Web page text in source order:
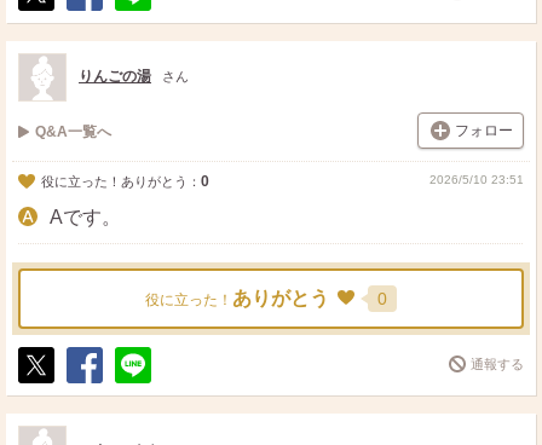
ポ
ス
ト
シ
ェ
送
る
りんごの湯 さん
Q&A一覧へ フォロー
役に立った！ありがとう： 0 2026/5/10 23:51
Aです。
役に立った！ ありがとう 0
ポ
ス
ト
シ
ェ
送
る
通報する